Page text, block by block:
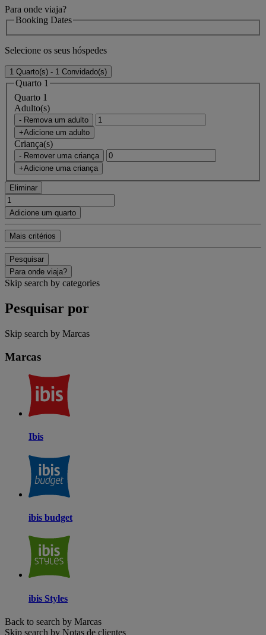
Para onde viaja?
Booking Dates
Selecione os seus hóspedes
1 Quarto(s) - 1 Convidado(s)
Quarto 1
Quarto 1
Adulto(s)
- Remova um adulto
+Adicione um adulto
Criança(s)
- Remover uma criança
+Adicione uma criança
Eliminar
Adicione um quarto
Mais critérios
Pesquisar
Para onde viaja?
Skip search by categories
Pesquisar por
Skip search by Marcas
Marcas
Ibis
ibis budget
ibis Styles
Back to search by Marcas
Skip search by Notas de clientes